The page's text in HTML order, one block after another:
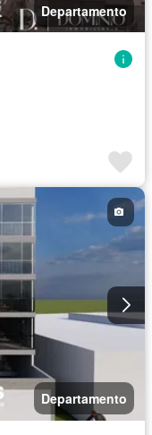
Departamento
Departamento